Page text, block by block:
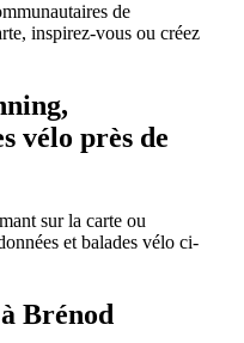
de
inspirez-vous ou créez
vélo près de
sur la carte ou
et balades vélo ci-
Brénod